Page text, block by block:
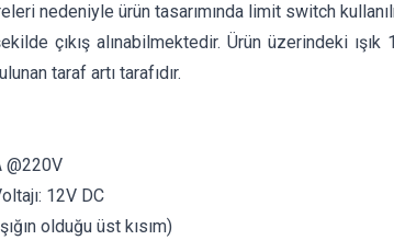
nedeniyle ürün tasarımında limit switch
çıkış alınabilmektedir. Ürün üzerindeki
taraf artı tarafıdır.
@220V
12V DC
olduğu üst kısım)